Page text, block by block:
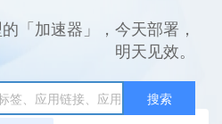
「加速器」，今天部署，
明天见效。
搜索